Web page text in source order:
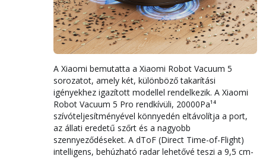
A Xiaomi bemutatta a Xiaomi Robot Vacuum 5
sorozatot, amely két, különböző takarítási
igényekhez igazított modellel rendelkezik. A Xiaomi
Robot Vacuum 5 Pro rendkívüli, 20000Pa¹⁴
szívóteljesítményével könnyedén eltávolítja a port,
az állati eredetű szőrt és a nagyobb
szennyeződéseket. A dToF (Direct Time-of-Flight)
intelligens, behúzható radar lehetővé teszi a 9,5 cm-